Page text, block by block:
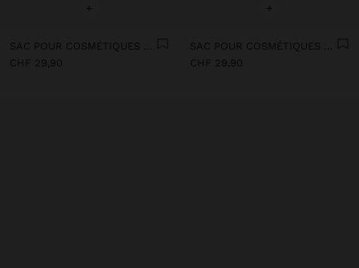
+
CHF 29,90
+
CHF 29,90